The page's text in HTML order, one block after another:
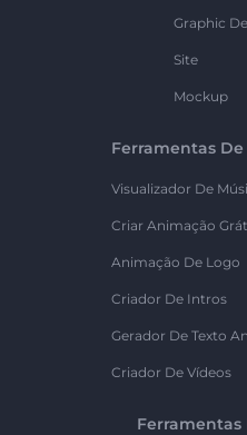
Graphic
Site
Mockup
Ferramentas
Visualizador De
Criar Animação
Animação De Logo
Criador De Intros
Gerador De Texto
Criador De Vídeos
Ferramentas